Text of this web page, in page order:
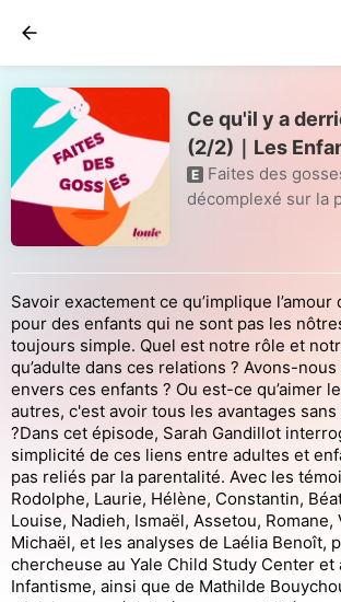
Ce qu'il y a
(2/2)｜Les
E Faites des
décomplexé sur la
Savoir exactement ce qu’implique l’amour
pour des enfants qui ne sont pas les
toujours simple. Quel est notre rôle et
qu’adulte dans ces relations ? Avons-
envers ces enfants ? Ou est-ce qu’aimer
autres, c'est avoir tous les avantages
?Dans cet épisode, Sarah Gandillot
simplicité de ces liens entre adultes et
pas reliés par la parentalité. Avec les
Rodolphe, Laurie, Hélène, Constantin,
Louise, Nadieh, Ismaël, Assetou, Romane,
Michaël, et les analyses de Laélia Benoît,
chercheuse au Yale Child Study Center et
Infantisme, ainsi que de Mathilde